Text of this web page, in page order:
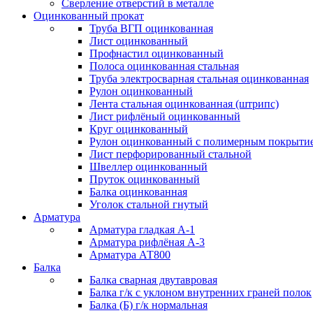
Сверление отверстий в металле
Оцинкованный прокат
Труба ВГП оцинкованная
Лист оцинкованный
Профнастил оцинкованный
Полоса оцинкованная стальная
Труба электросварная стальная оцинкованная
Рулон оцинкованный
Лента стальная оцинкованная (штрипс)
Лист рифлёный оцинкованный
Круг оцинкованный
Рулон оцинкованный с полимерным
Лист перфорированный стальной
Швеллер оцинкованный
Пруток оцинкованный
Балка оцинкованная
Уголок стальной гнутый
Арматура
Арматура гладкая А-1
Арматура рифлёная А-3
Арматура АТ800
Балка
Балка сварная двутавровая
Балка г/к с уклоном внутренних граней полок
Балка (Б) г/к нормальная